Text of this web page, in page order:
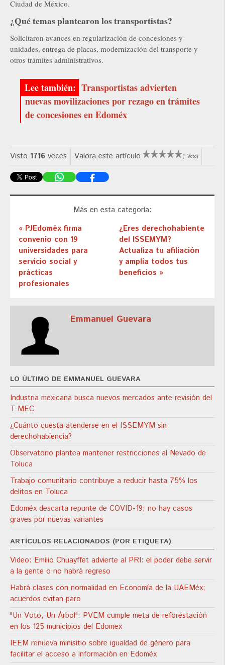
Ciudad de México.
¿Qué temas plantearon los transportistas?
Solicitaron avances en regularización de concesiones y
unidades, entrega de placas, modernización del transporte y
otros trámites administrativos.
Transportistas advierten
nuevas movilizaciones por rezago en trámites
de concesiones en Edoméx
Visto 1716 veces Valora este artículo (1 Voto)
Más en esta categoría:
« PJEdoméx firma
convenio con 19
universidades para
servicio social y
prácticas
profesionales
¿Eres derechohabiente
del ISSEMYM?
Actualiza tu afiliación
y amplía todos tus
beneficios »
Emmanuel Guevara
LO ÚLTIMO DE EMMANUEL GUEVARA
Industria mexicana busca nuevos mercados ante revisión del
T-MEC
¿Cuánto cuesta atenderse en el ISSEMYM sin
derechohabiencia?
Observatorio plantea mantener restricciones al Nevado de
Toluca
Trabajo comunitario contribuye a reducir hasta 75% los
delitos en Toluca
Edoméx descarta repunte de COVID-19; no hay casos
graves por nuevas variantes
ARTÍCULOS RELACIONADOS (POR ETIQUETA)
Video: Emilio Chuayffet advierte al PRI: el poder debe servir
a la gente o no habrá regreso
Habrá clases con normalidad en Economía de la UAEMéx;
acuerdos evitan paro
"Un Voto, Un Árbol": PVEM cumple meta de reforestación
en los 125 municipios del Edomex
IEEM renueva minisitio sobre igualdad de género para
facilitar el acceso a información en Edoméx